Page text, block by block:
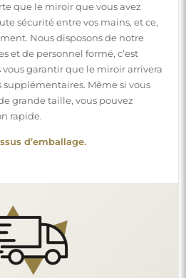
la fabrication et de la livraison
est à votre
les particularités de chaque
la liberté de sélectionner les
pas à pas.